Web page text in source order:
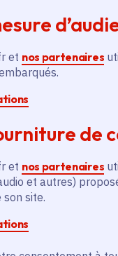
et nos partenaires
de
et nos partenaires
et autres)
site.
Chevreuse (78)
En savoir plus
Actualité